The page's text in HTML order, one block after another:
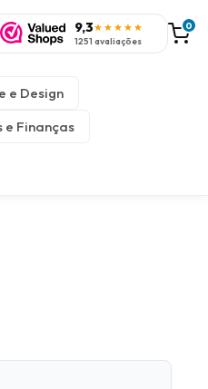
9,3★★★★★
1251 avaliações
0
e Design
e Finanças